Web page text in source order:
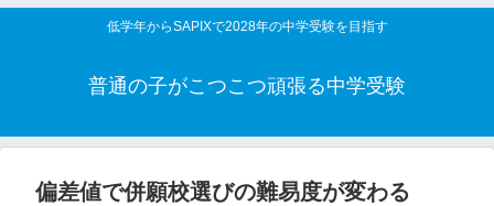
低学年からSAPIXで2028年の中学受験を目指す
普通の子がこつこつ頑張る中学受験
偏差値で併願校選びの難易度が変わる